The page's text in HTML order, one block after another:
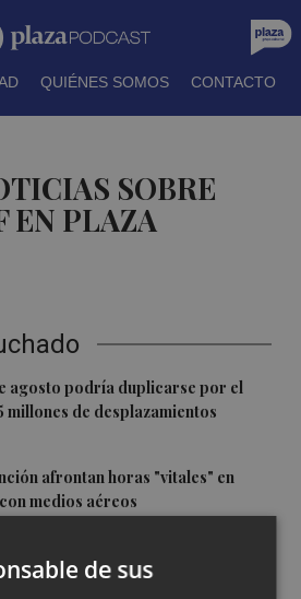
QUIÉNES SOMOS CONTACTO
SOBRE
EN PLAZA
agosto podría duplicarse por el
millones de desplazamientos
afrontan horas "vitales" en
medios aéreos
del día 12, con más de 24.000
de sus